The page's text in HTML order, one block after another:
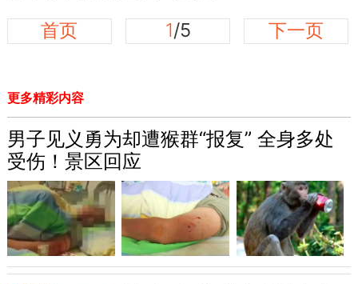
首页
1/5 下一页
更多精彩内容
男子见义勇为却遭猴群“报复” 全身多处
受伤！景区回应